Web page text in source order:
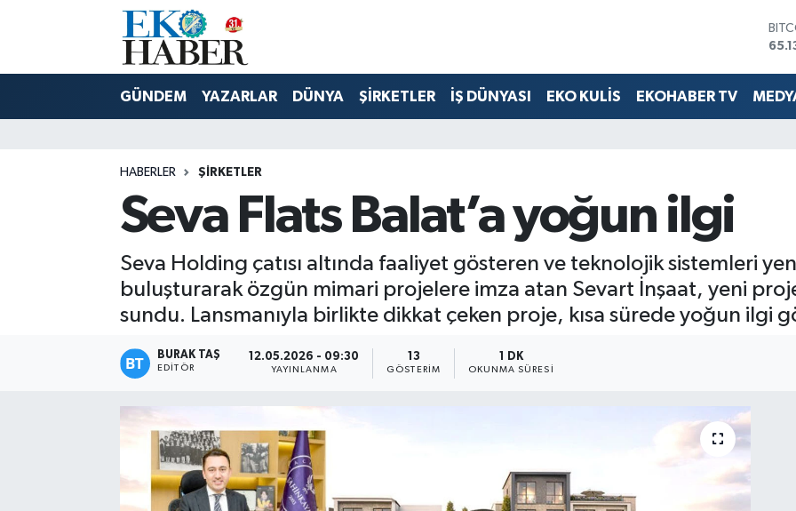
GÜNDEM YAZARLAR DÜNYA ŞİRKETLER İŞ DÜNYASI EKO KULİS EKOHABER TV
HABERLER ŞIRKETLER
Seva Flats Balat’a yoğun ilgi
Seva Holding çatısı altında faaliyet gösteren ve teknolojik sistemleri
buluşturarak özgün mimari projelere imza atan Sevart İnşaat, yeni
sundu. Lansmanıyla birlikte dikkat çeken proje, kısa sürede yoğun ilgi
BURAK TAŞ
EDITÖR
12.05.2026 - 09:30
YAYINLANMA
13
GÖSTERIM
1 DK
OKUNMA SÜRESI
Hava Durumu
Tüm Manşetler
Haber Arşivi